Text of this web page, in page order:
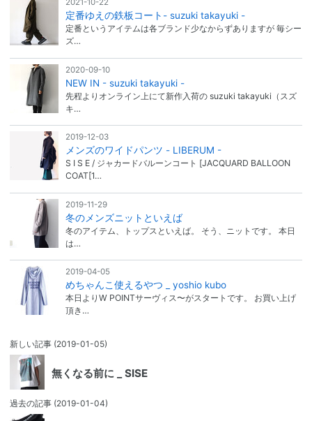
2021-10-22
定番ゆえの鉄板コート- suzuki takayuki -
定番というアイテムは各ブランド少なからずありますが 毎シー
ズ…
2020-09-10
NEW IN - suzuki takayuki -
先程よりオンライン上にて新作入荷の suzuki takayuki（スズ
キ…
2019-12-03
メンズのワイドパンツ - LIBERUM -
S I S E / ジャカードバルーンコート [JACQUARD BALLOON
COAT[1…
2019-11-29
冬のメンズニットといえば
冬のアイテム、トップスといえば。 そう、ニットです。 本日
は…
2019-04-05
めちゃんこ使えるやつ _ yoshio kubo
本日よりW POINTサーヴィス〜がスタートです。 お買い上げ
頂き…
新しい記事 (2019-01-05)
無くなる前に _ SISE
過去の記事 (2019-01-04)